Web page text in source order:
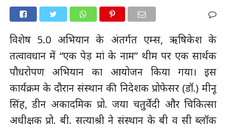
विशेष 5.0 अभियान के अंतर्गत एम्स, ऋषिकेश के
तत्वावधान में “एक पेड़ मां के नाम” थीम पर एक सार्थक
पौधरोपण अभियान का आयोजन किया गया। इस
कार्यक्रम के दौरान संस्थान की निदेशक प्रोफेसर (डॉ.) मीनू
सिंह, डीन अकादमिक प्रो. जया चतुर्वेदी और चिकित्सा
अधीक्षक प्रो. बी. सत्याश्री ने संस्थान के बी व सी ब्लॉक